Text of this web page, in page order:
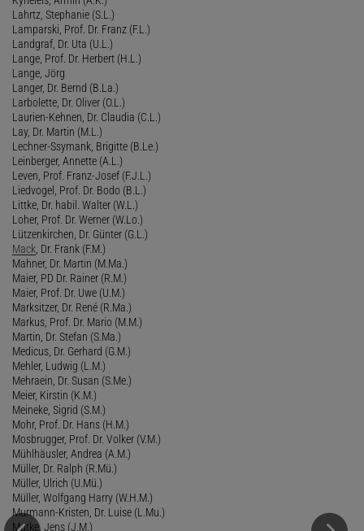
Lahrtz, Stephanie (S.L.)
Lamparski, Prof. Dr. Franz (F.L.)
Landgraf, Dr. Uta (U.L.)
Lange, Prof. Dr. Herbert (H.L.)
Lange, Jörg
Langer, Dr. Bernd (B.La.)
Larbolette, Dr. Oliver (O.L.)
Laurien-Kehnen, Dr. Claudia (C.L.)
Lay, Dr. Martin (M.L.)
Lechner-Ssymank, Brigitte (B.Le.)
Leinberger, Annette (A.L.)
Leven, Prof. Franz-Josef (F.J.L.)
Liedvogel, Prof. Dr. Bodo (B.L.)
Littke, Dr. habil. Walter (W.L.)
Loher, Prof. Dr. Werner (W.Lo.)
Lützenkirchen, Dr. Günter (G.L.)
Mack , Dr. Frank (F.M.)
Mahner, Dr. Martin (M.Ma.)
Maier, PD Dr. Rainer (R.M.)
Maier, Prof. Dr. Uwe (U.M.)
Marksitzer, Dr. René (R.Ma.)
Markus, Prof. Dr. Mario (M.M.)
Martin, Dr. Stefan (S.Ma.)
Medicus, Dr. Gerhard (G.M.)
Mehler, Ludwig (L.M.)
Mehraein, Dr. Susan (S.Me.)
Meier, Kirstin (K.M.)
Meineke, Sigrid (S.M.)
Mohr, Prof. Dr. Hans (H.M.)
Mosbrugger, Prof. Dr. Volker (V.M.)
Mühlhäusler, Andrea (A.M.)
Müller, Dr. Ralph (R.Mü.)
Müller, Ulrich (U.Mü.)
Müller, Wolfgang Harry (W.H.M.)
Murmann-Kristen, Dr. Luise (L.Mu.)
Mutke, Jens (J.M.)